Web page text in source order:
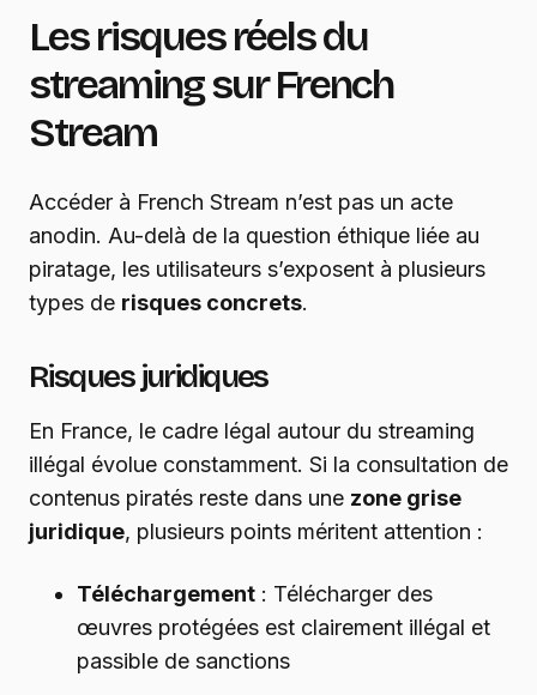
Les risques réels du
streaming sur French
Stream
Accéder à French Stream n’est pas un acte
anodin. Au-delà de la question éthique liée au
piratage, les utilisateurs s’exposent à plusieurs
types de risques concrets.
Risques juridiques
En France, le cadre légal autour du streaming
illégal évolue constamment. Si la consultation de
contenus piratés reste dans une zone grise
juridique, plusieurs points méritent attention :
Téléchargement : Télécharger des
œuvres protégées est clairement illégal et
passible de sanctions